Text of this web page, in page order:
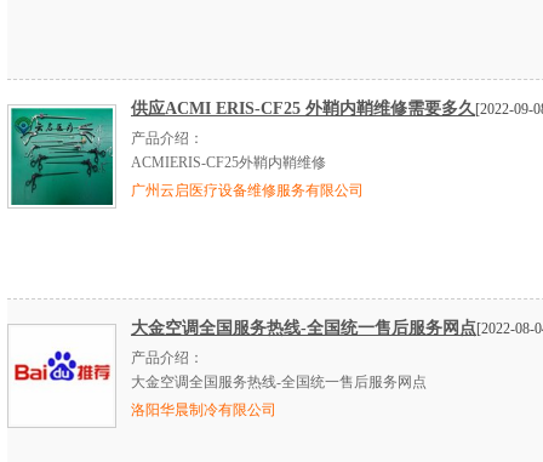
供应ACMI ERIS-CF25 外鞘内鞘维修需要多久[2022-09-
产品介绍：
ACMIERIS-CF25外鞘内鞘维修
广州云启医疗设备维修服务有限公司
大金空调全国服务热线-全国统一售后服务网点[2022-08-
产品介绍：
大金空调全国服务热线-全国统一售后服务网点
洛阳华晨制冷有限公司